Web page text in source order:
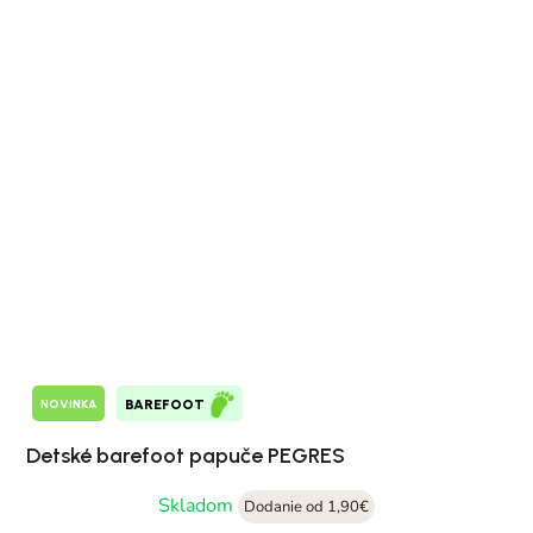
NOVINKA BAREFOOT
Detské barefoot papuče PEGRES
Skladom
Dodanie od 1,90€